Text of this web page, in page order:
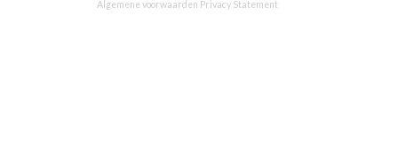
Algemene voorwaarden Privacy Statement